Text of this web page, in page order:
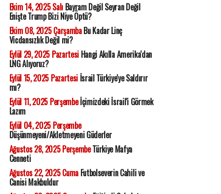
Ekim 14, 2025 SalıBayram Değil Seyran Değil
Enişte Trump Bizi Niye Öptü?
Ekim 08, 2025 ÇarşambaBu Kadar Linç
Vicdansızlık Değil mi?
Eylül 29, 2025 PazartesiHangi Akılla Amerika'dan
LNG Alıyoruz?
Eylül 15, 2025 Pazartesiİsrail Türkiye'ye Saldırır
mı?
Eylül 11, 2025 Perşembeİçimizdeki İsrail'i Görmek
Lazım
Eylül 04, 2025 Perşembe
Düşünmeyeni/Akletmeyeni Güderler
Ağustos 28, 2025 PerşembeTürkiye Mafya
Cenneti
Ağustos 22, 2025 CumaFutbolseverin Cahili ve
Canisi Makbuldur